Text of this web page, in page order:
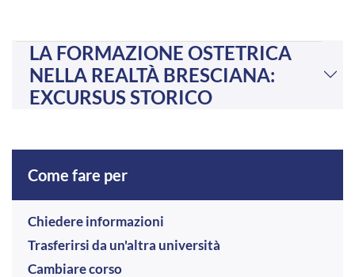
LA FORMAZIONE OSTETRICA
NELLA REALTÀ BRESCIANA:
EXCURSUS STORICO
Come fare per
Chiedere informazioni
Trasferirsi da un'altra università
Cambiare corso